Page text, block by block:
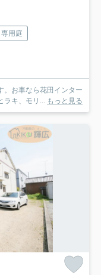
専用庭
。お車なら花田インター
ラキ、モリ... もっと見る